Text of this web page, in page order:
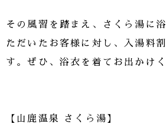
その風習を踏まえ、さくら湯に
ただいたお客様に対し、入湯料
す。ぜひ、浴衣を着てお出かけく
【山鹿温泉 さくら湯】